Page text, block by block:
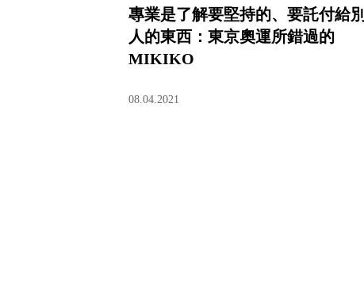
專業是了解要堅持的、要託付給別
人的東西：東京奧運所錯過的
MIKIKO
08.04.2021